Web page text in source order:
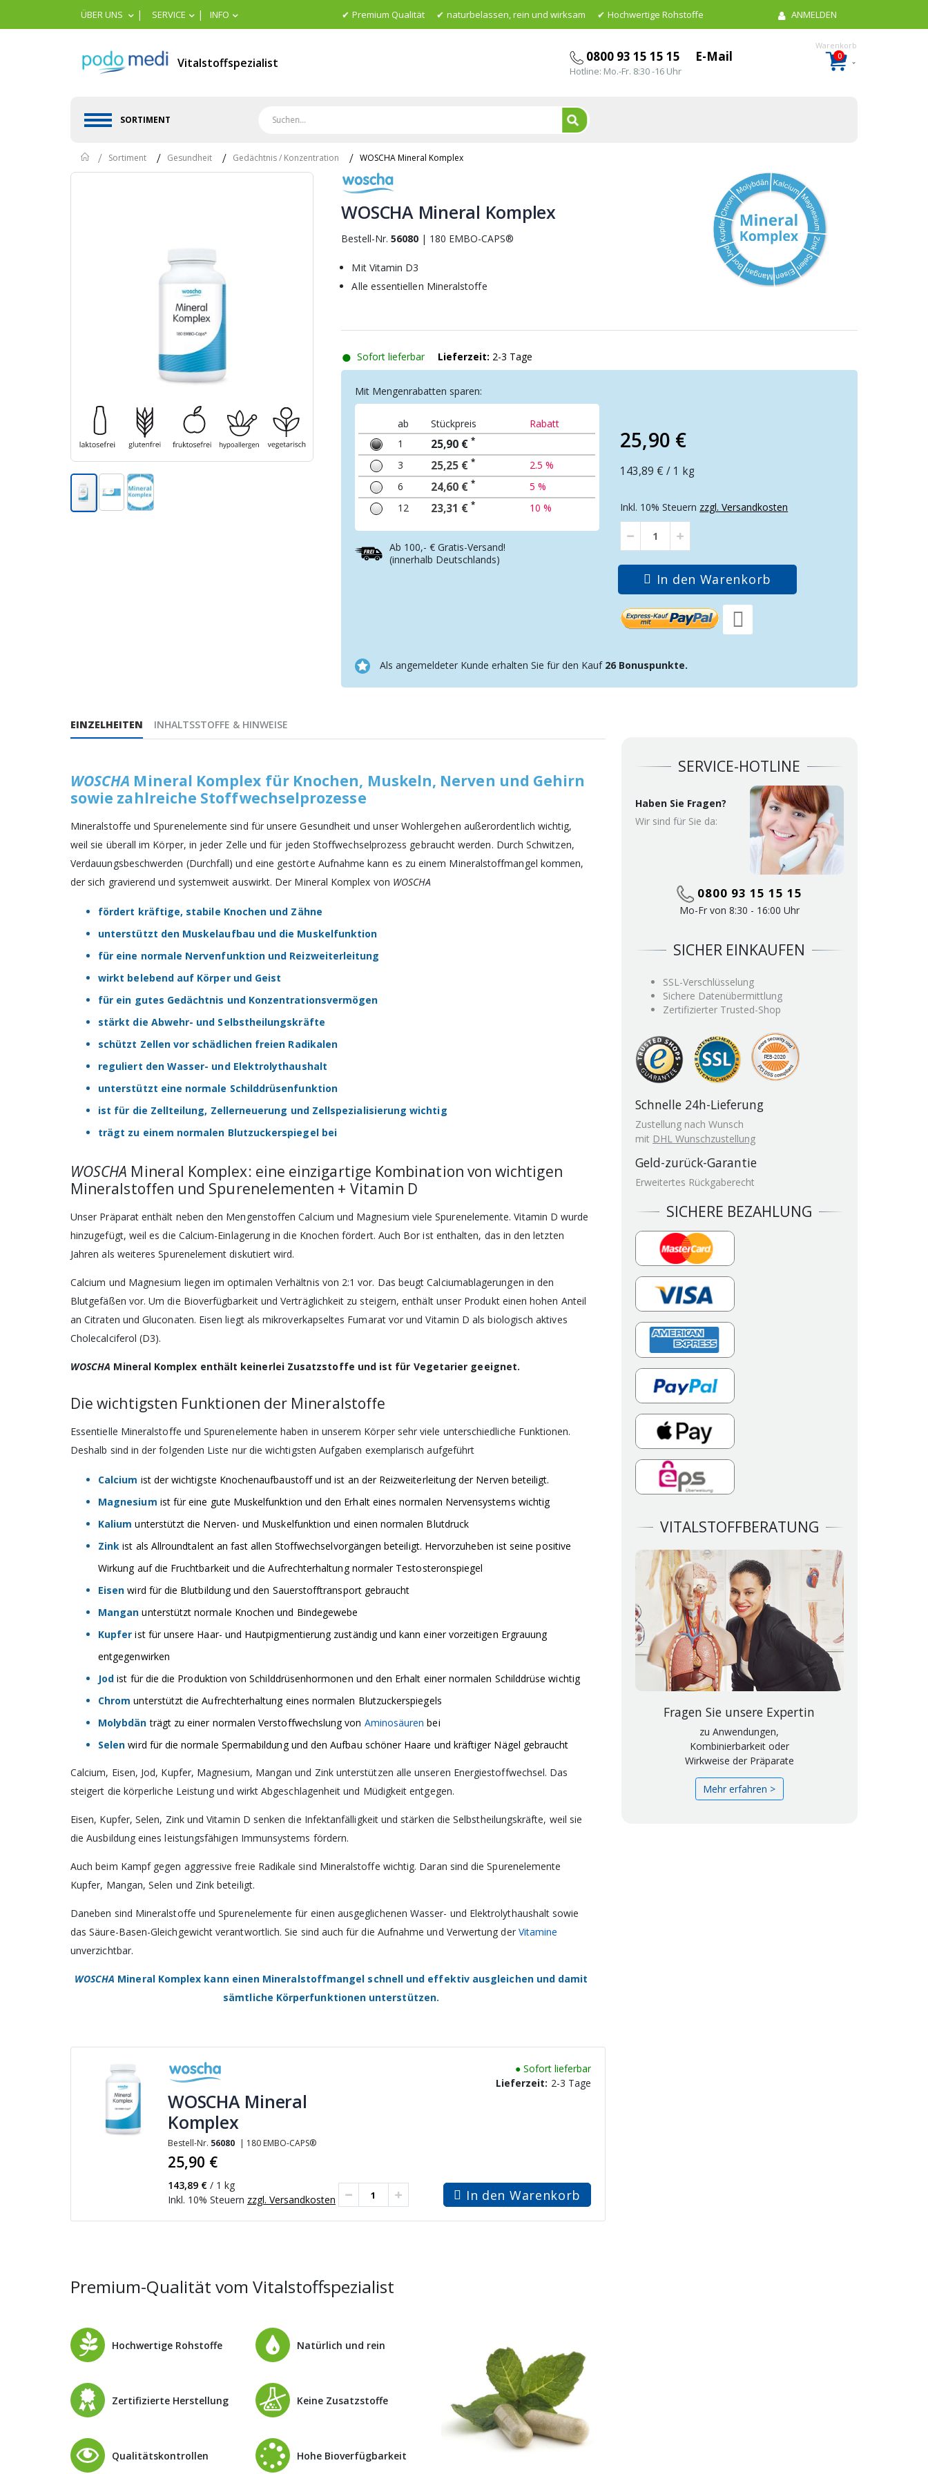
ÜBER UNS | SERVICE | INFO Premium Qualität naturbelassen, rein und wirksam Hochwertige Rohstoffe ANMELDEN
Vitalstoffspezialist 0800 93 15 15 15
Hotline: Mo.-Fr. 8:30 -16 Uhr
E-Mail
Warenkorb
0Artikel
SORTIMENT
Home
Sortiment Gesundheit Gedächtnis / Konzentration WOSCHA Mineral Komplex
Premium-Qualität vom Vitalstoffspezialist
Hochwertige Rohstoffe
Zertifizierte Herstellung
Qualitätskontrollen
Natürlich und rein
Keine Zusatzstoffe
Hohe Bioverfügbarkeit
WOSCHA Mineral
Komplex
Bestell-Nr. 56080 | 180 EMBO-CAPS®
25,90 €
143,89 € / 1 kg
Inkl. 10% Steuern zzgl. Versandkosten
●Sofort lieferbar
Lieferzeit: 2-3 Tage
In den Warenkorb
EINZELHEITEN
WOSCHA Mineral Komplex für Knochen, Muskeln, Nerven und Gehirn
sowie zahlreiche Stoffwechselprozesse
Mineralstoffe und Spurenelemente sind für unsere Gesundheit und unser Wohlergehen außerordentlich wichtig,
weil sie überall im Körper, in jeder Zelle und für jeden Stoffwechselprozess gebraucht werden. Durch Schwitzen,
Verdauungsbeschwerden (Durchfall) und eine gestörte Aufnahme kann es zu einem Mineralstoffmangel kommen,
der sich gravierend und systemweit auswirkt. Der Mineral Komplex von WOSCHA
fördert kräftige, stabile Knochen und Zähne
unterstützt den Muskelaufbau und die Muskelfunktion
für eine normale Nervenfunktion und Reizweiterleitung
wirkt belebend auf Körper und Geist
für ein gutes Gedächtnis und Konzentrationsvermögen
stärkt die Abwehr- und Selbstheilungskräfte
schützt Zellen vor schädlichen freien Radikalen
reguliert den Wasser- und Elektrolythaushalt
unterstützt eine normale Schilddrüsenfunktion
ist für die Zellteilung, Zellerneuerung und Zellspezialisierung wichtig
trägt zu einem normalen Blutzuckerspiegel bei
WOSCHA Mineral Komplex: eine einzigartige Kombination von wichtigen
Mineralstoffen und Spurenelementen + Vitamin D
Unser Präparat enthält neben den Mengenstoffen Calcium und Magnesium viele Spurenelemente. Vitamin D wurde
hinzugefügt, weil es die Calcium-Einlagerung in die Knochen fördert. Auch Bor ist enthalten, das in den letzten
Jahren als weiteres Spurenelement diskutiert wird.
Calcium und Magnesium liegen im optimalen Verhältnis von 2:1 vor. Das beugt Calciumablagerungen in den
Blutgefäßen vor. Um die Bioverfügbarkeit und Verträglichkeit zu steigern, enthält unser Produkt einen hohen Anteil
an Citraten und Gluconaten. Eisen liegt als mikroverkapseltes Fumarat vor und Vitamin D als biologisch aktives
Cholecalciferol (D3).
WOSCHA Mineral Komplex enthält keinerlei Zusatzstoffe und ist für Vegetarier geeignet.
Die wichtigsten Funktionen der Mineralstoffe
Essentielle Mineralstoffe und Spurenelemente haben in unserem Körper sehr viele unterschiedliche Funktionen.
Deshalb sind in der folgenden Liste nur die wichtigsten Aufgaben exemplarisch aufgeführt
Calcium ist der wichtigste Knochenaufbaustoff und ist an der Reizweiterleitung der Nerven beteiligt.
Magnesium ist für eine gute Muskelfunktion und den Erhalt eines normalen Nervensystems wichtig
Kalium unterstützt die Nerven- und Muskelfunktion und einen normalen Blutdruck
Zink ist als Allroundtalent an fast allen Stoffwechselvorgängen beteiligt. Hervorzuheben ist seine positive
Wirkung auf die Fruchtbarkeit und die Aufrechterhaltung normaler Testosteronspiegel
Eisen wird für die Blutbildung und den Sauerstofftransport gebraucht
Mangan unterstützt normale Knochen und Bindegewebe
Kupfer ist für unsere Haar- und Hautpigmentierung zuständig und kann einer vorzeitigen Ergrauung
entgegenwirken
Jod ist für die die Produktion von Schilddrüsenhormonen und den Erhalt einer normalen Schilddrüse wichtig
Chrom unterstützt die Aufrechterhaltung eines normalen Blutzuckerspiegels
Molybdän trägt zu einer normalen Verstoffwechslung von Aminosäuren bei
Selen wird für die normale Spermabildung und den Aufbau schöner Haare und kräftiger Nägel gebraucht
Calcium, Eisen, Jod, Kupfer, Magnesium, Mangan und Zink unterstützen alle unseren Energiestoffwechsel. Das
steigert die körperliche Leistung und wirkt Abgeschlagenheit und Müdigkeit entgegen.
Eisen, Kupfer, Selen, Zink und Vitamin D senken die Infektanfälligkeit und stärken die Selbstheilungskräfte, weil sie
die Ausbildung eines leistungsfähigen Immunsystems fördern.
Auch beim Kampf gegen aggressive freie Radikale sind Mineralstoffe wichtig. Daran sind die Spurenelemente
Kupfer, Mangan, Selen und Zink beteiligt.
Daneben sind Mineralstoffe und Spurenelemente für einen ausgeglichenen Wasser- und Elektrolythaushalt sowie
das Säure-Basen-Gleichgewicht verantwortlich. Sie sind auch für die Aufnahme und Verwertung der Vitamine
unverzichtbar.
WOSCHA Mineral Komplex kann einen Mineralstoffmangel schnell und effektiv ausgleichen und damit
sämtliche Körperfunktionen unterstützen.
INHALTSSTOFFE & HINWEISE
SERVICE-HOTLINE
Haben Sie Fragen?
Wir sind für Sie da:
0800 93 15 15 15
Mo-Fr von 8:30 - 16:00 Uhr
SICHER EINKAUFEN
SSL-Verschlüsselung
Sichere Datenübermittlung
Zertifizierter Trusted-Shop
Schnelle 24h-Lieferung
Zustellung nach Wunsch
mit DHL Wunschzustellung
Geld-zurück-Garantie
Erweitertes Rückgaberecht
SICHERE BEZAHLUNG
VITALSTOFFBERATUNG
Fragen Sie unsere Expertin
zu Anwendungen,
Kombinierbarkeit oder
Wirkweise der Präparate
Mehr erfahren >
Skip
Skip
beginning
images
WOSCHA Mineral Komplex
Bestell-Nr.56080 | 180 EMBO-CAPS®
Mit Vitamin D3
Alle essentiellen Mineralstoffe
●Sofort lieferbar Lieferzeit: 2-3 Tage
Mit Mengenrabatten sparen:
ab Stückpreis
Rabatt
1
25,90 €*
3 25,25 € *
2.5 %
6
24,60 € *
5 %
12
23,31 € * 10 %
Ab 100,- € Gratis-Versand!
(innerhalb Deutschlands)
25,90 €
143,89 € / 1 kg
Inkl. 10% Steuern zzgl. Versandkosten
In den Warenkorb
Als angemeldeter Kunde erhalten Sie für den Kauf 26 Bonuspunkte.
podo medi Vitalbrief
Datenschutzrechtliche
Einwilligungserklärung *
Daten – wie in derDatenschutzerklärung
beschrieben – zur Zusendung des Newsletters
ist ein Newsletterbezug jedoch nicht möglich
Ja, ich möchte den Vitalbrief
abonnieren